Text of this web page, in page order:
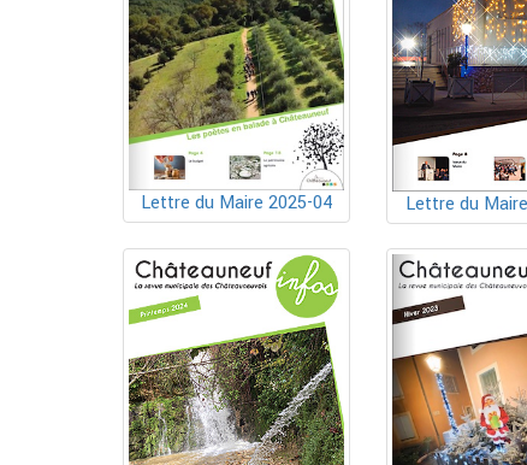
Lettre du Maire 2025-04 Lettre du